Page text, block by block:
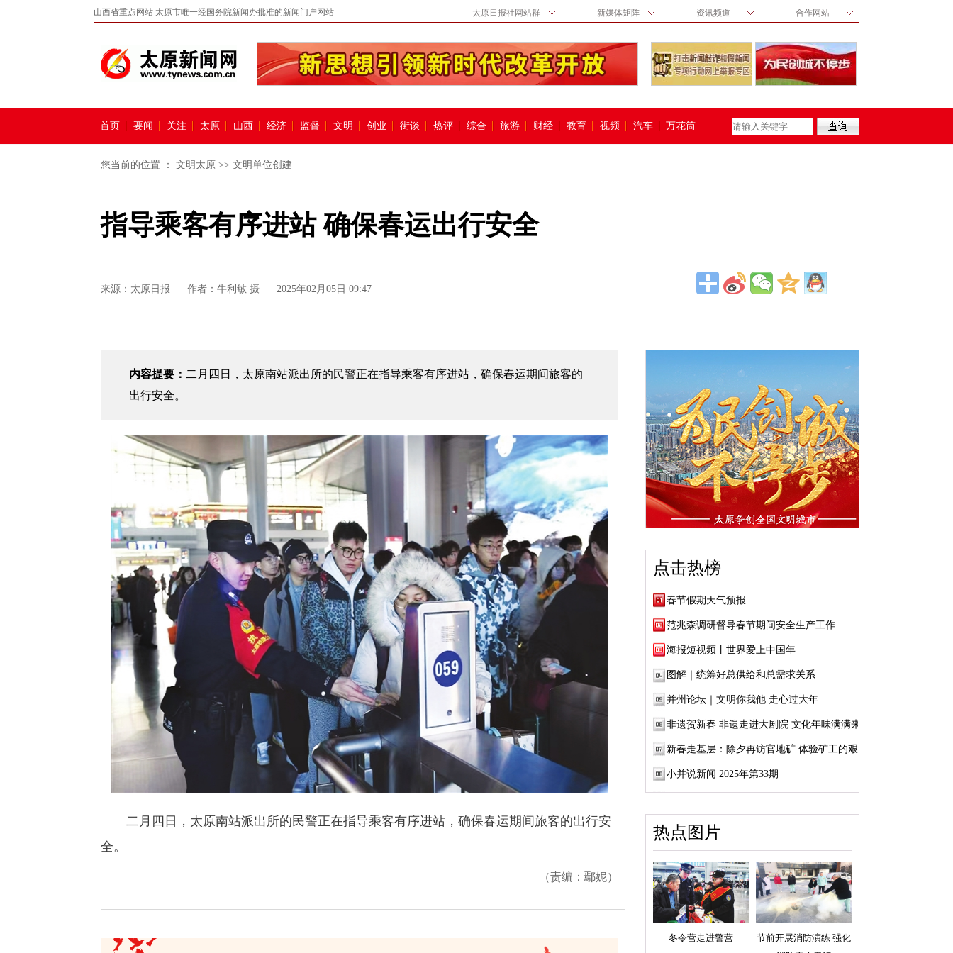
山西省重点网站 太原市唯一经国务院新闻办批准的新闻门户网站 太原日报社网站群 新媒体矩阵 资讯频道 合作网站
首页 要闻 关注 太原 山西 经济 监督 文明 创业 街谈 热评 综合 旅游 财经 教育 视频 汽车 万花筒
您当前的位置 ： 文明太原 >> 文明单位创建
指导乘客有序进站 确保春运出行安全
来源： 太原日报 作者：牛利敏 摄 2025年02月05日 09:47
内容提要： 二月四日，太原南站派出所的民警正在指导乘客有序进站，确保春运期间旅客的
出行安全。
二月四日，太原南站派出所的民警正在指导乘客有序进站，确保春运期间旅客的出行安
全。
（责编：鄢妮）
点击热榜
春节假期天气预报
范兆森调研督导春节期间安全生产工作
海报短视频丨世界爱上中国年
图解｜统筹好总供给和总需求关系
并州论坛｜文明你我他 走心过大年
非遗贺新春 非遗走进大剧院 文化年味满满来
新春走基层：除夕再访官地矿 体验矿工的艰辛
小并说新闻 2025年第33期
热点图片
冬令营走进警营
节前开展消防演练 强化